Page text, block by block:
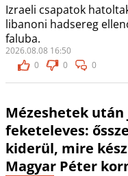
Izraeli csapatok
libanoni hadsereg
faluba.
2026.08.08 16:50
0
0 0
Mézeshetek után
feketeleves:
kiderül, mire
Magyar Péter